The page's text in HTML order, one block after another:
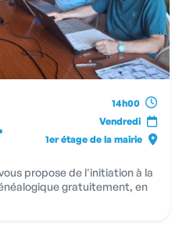
14h00
Vendredi
1er étage de la mairie
propose de l'initiation à la
gratuitement, en